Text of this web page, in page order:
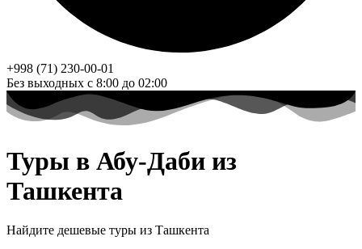
+998 (71) 230-00-01
Без выходных с 8:00 до 02:00
Туры в Абу-Даби из
Ташкента
Найдите дешевые туры из Ташкента